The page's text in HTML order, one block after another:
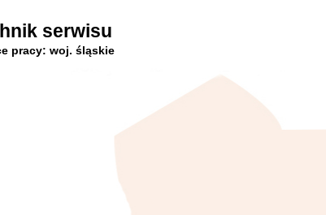
serwisu
pracy: woj. śląskie